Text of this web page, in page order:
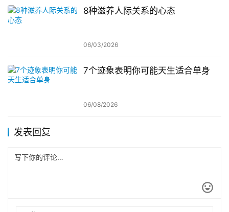
8种滋养人际关系的心态
06/03/2026
7个迹象表明你可能天生适合单身
06/08/2026
发表回复